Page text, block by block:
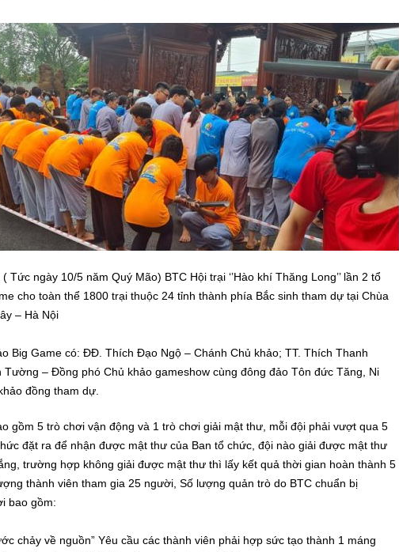
Tức ngày 10/5 năm Quý Mão) BTC Hội trại ‘’Hào khí Thăng Long’’ lần 2 tổ
cho toàn thể 1800 trại thuộc 24 tỉnh thành phía Bắc sinh tham dự tại Chùa
– Hà Nội
Big Game có: ĐĐ. Thích Đạo Ngộ – Chánh Chủ khảo; TT. Thích Thanh
– Đồng phó Chủ khảo gameshow cùng đông đảo Tôn đức Tăng, Ni
đồng tham dự.
gồm 5 trò chơi vận động và 1 trò chơi giải mật thư, mỗi đội phải vượt qua 5
đặt ra để nhận được mật thư của Ban tổ chức, đội nào giải được mật thư
trường hợp không giải được mật thư thì lấy kết quả thời gian hoàn thành 5
thành viên tham gia 25 người, Số lượng quản trò do BTC chuẩn bị
bao gồm:
chảy về nguồn” Yêu cầu các thành viên phải hợp sức tạo thành 1 máng